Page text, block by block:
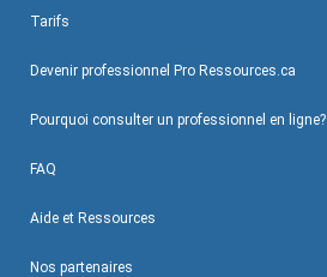
Tarifs
Devenir professionnel Pro Ressources.ca
Pourquoi consulter un professionnel en ligne?
FAQ
Aide et Ressources
Nos partenaires